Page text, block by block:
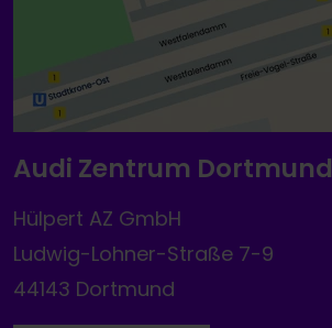
Audi Zentrum Dortmund
Hülpert AZ GmbH
Ludwig-Lohner-Straße 7-9
44143 Dortmund